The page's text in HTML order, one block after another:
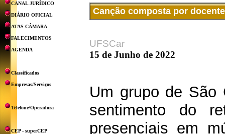
CANAL JURÍDICO
DIÁRIO OFICIAL
ATAS CÂMARA
FALECIMENTOS
AGENDA
Classificados
Empresas/Serviços
Telefone/Operadora
CEP - superCEP
Canção composta por
UFSCar
15 de Junho de 2022
Um grupo de São
sentimento do
presenciais em